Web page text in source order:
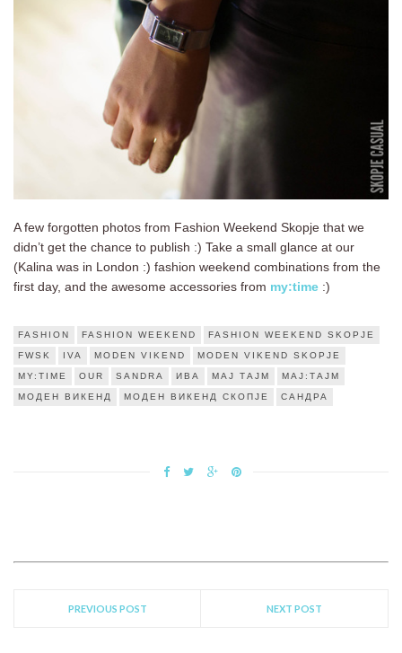
A few forgotten photos from Fashion Weekend Skopje that we
didn’t get the chance to publish :) Take a small glance at our
(Kalina was in London :) fashion weekend combinations from the
first day, and the awesome accessories from my:time :)
FASHION FASHION WEEKEND FASHION WEEKEND SKOPJE
FWSK IVA MODEN VIKEND MODEN VIKEND SKOPJE
MY:TIME OUR SANDRA ИВА МАЈ ТАЈМ МАЈ:ТАЈМ
МОДЕН ВИКЕНД МОДЕН ВИКЕНД СКОПЈЕ САНДРА
PREVIOUS POST NEXT POST